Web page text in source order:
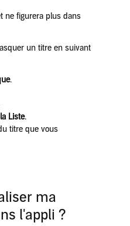
ne figurera plus dans
un titre en suivant
.
Liste.
titre que vous
ma
l'appli ?